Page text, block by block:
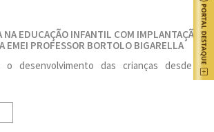
EDUCAÇÃO INFANTIL COM IMPLANTAÇÃO
EMEI PROFESSOR BORTOLO BIGARELLA
o desenvolvimento das crianças desde a